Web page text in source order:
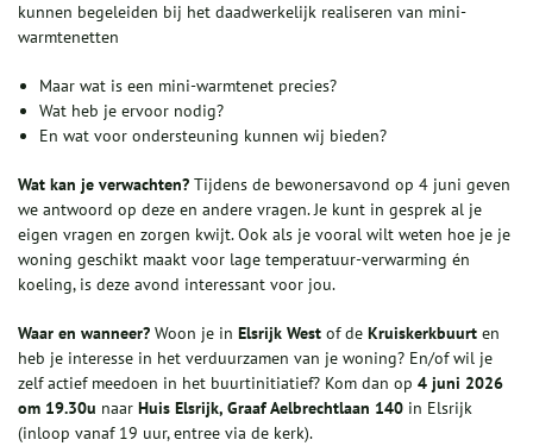
kunnen begeleiden bij het daadwerkelijk realiseren van mini-
warmtenetten
Maar wat is een mini-warmtenet precies?
Wat heb je ervoor nodig?
En wat voor ondersteuning kunnen wij bieden?
Wat kan je verwachten? Tijdens de bewonersavond op 4 juni geven
we antwoord op deze en andere vragen. Je kunt in gesprek al je
eigen vragen en zorgen kwijt. Ook als je vooral wilt weten hoe je je
woning geschikt maakt voor lage temperatuur-verwarming én
koeling, is deze avond interessant voor jou.
Waar en wanneer? Woon je in Elsrijk West of de Kruiskerkbuurt en
heb je interesse in het verduurzamen van je woning? En/of wil je
zelf actief meedoen in het buurtinitiatief? Kom dan op 4 juni 2026
om 19.30u naar Huis Elsrijk, Graaf Aelbrechtlaan 140 in Elsrijk
(inloop vanaf 19 uur, entree via de kerk).